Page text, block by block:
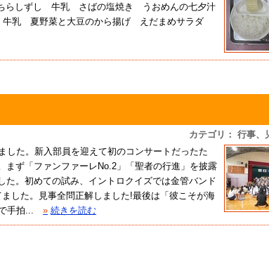
しずし 牛乳 さばの塩焼き うおめんの七夕汁
乳 夏野菜と大豆のから揚げ えだまめサラダ
カテゴリ： 行事、
した。新入部員を迎えて初のコンサートだったた
まず「ファンファーレNo.2」「聖者の行進」を披露
た。初めての試み、イントロクイズでは金管バンド
した。見事全問正解しました!最後は「彼こそが海
手拍...
» 続きを読む